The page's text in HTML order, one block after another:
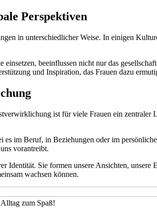
Perspektiven
in unterschiedlicher Weise. In einigen
einsetzen, beeinflussen nicht nur das
und Inspiration, das Frauen dazu
ist für viele Frauen ein
es im Beruf, in Beziehungen oder im
vorantreibt.
Identität. Sie formen unsere Ansichten,
wachsen können.
zum Spaß!